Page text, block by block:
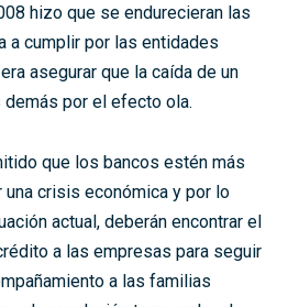
hizo que se endurecieran las
a cumplir por las entidades
asegurar que la caída de un
demás por el efecto ola.
que los bancos estén más
una crisis económica y por lo
actual, deberán encontrar el
a las empresas para seguir
a las familias